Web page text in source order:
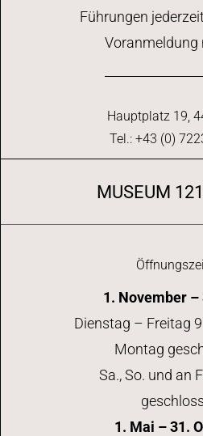
Führungen
Voranmeldung
Hauptplatz 19,
Tel.: +43 (0)
MUSEUM
1. November –
Dienstag – Freitag
Montag
Sa., So. und an
1. Mai – 31.